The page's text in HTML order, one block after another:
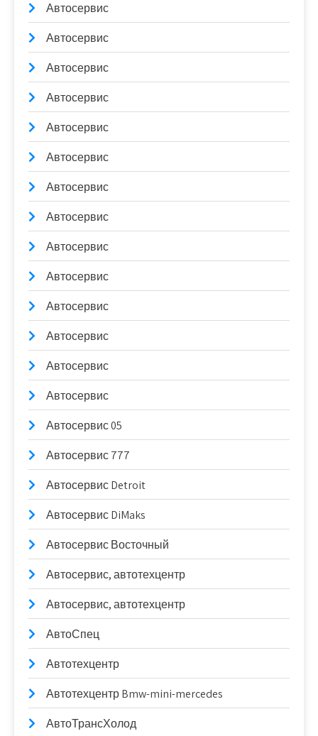
Автосервис
Автосервис
Автосервис
Автосервис
Автосервис
Автосервис
Автосервис
Автосервис
Автосервис
Автосервис
Автосервис
Автосервис
Автосервис
Автосервис
Автосервис 05
Автосервис 777
Автосервис Detroit
Автосервис DiMaks
Автосервис Восточный
Автосервис, автотехцентр
Автосервис, автотехцентр
АвтоСпец
Автотехцентр
Автотехцентр Bmw-mini-mercedes
АвтоТрансХолод